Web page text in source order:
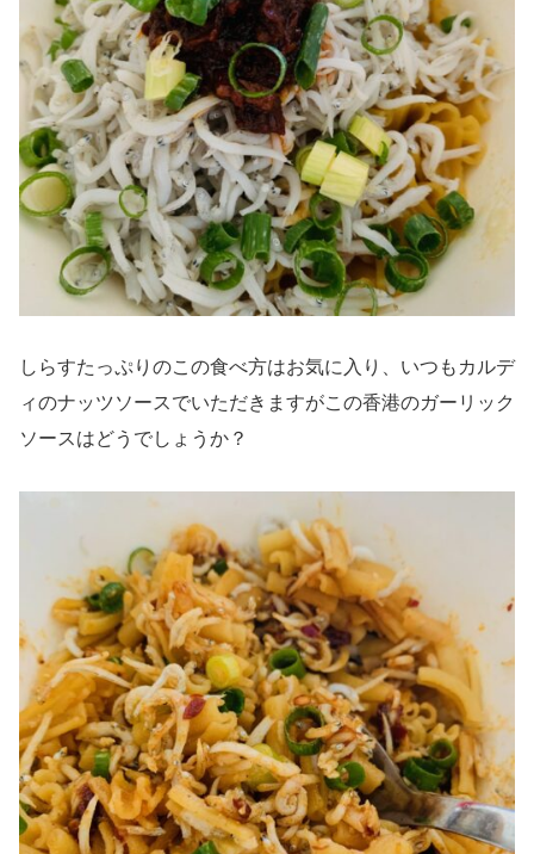
しらすたっぷりのこの食べ方はお気に入り、いつもカルデ
ィのナッツソースでいただきますがこの香港のガーリック
ソースはどうでしょうか？